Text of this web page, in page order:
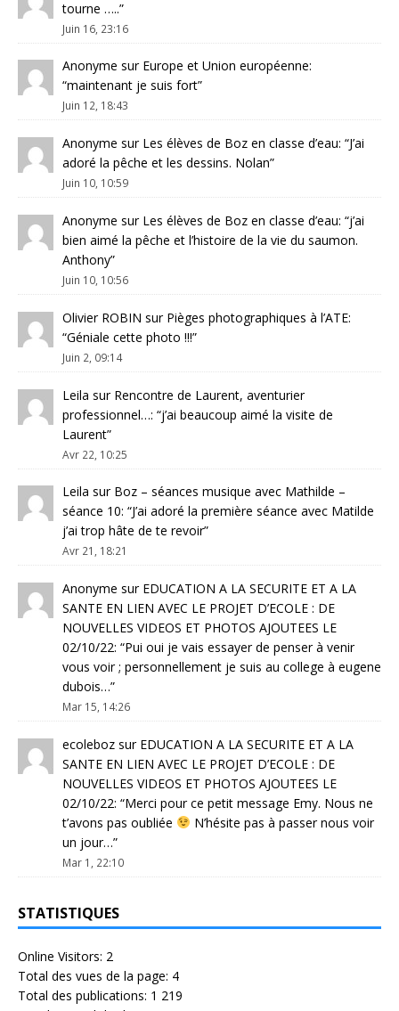
tourne …..”
Juin 16, 23:16
Anonyme sur Europe et Union européenne:
“maintenant je suis fort”
Juin 12, 18:43
Anonyme sur Les élèves de Boz en classe d’eau: “J’ai
adoré la pêche et les dessins. Nolan”
Juin 10, 10:59
Anonyme sur Les élèves de Boz en classe d’eau: “j’ai
bien aimé la pêche et l’histoire de la vie du saumon.
Anthony”
Juin 10, 10:56
Olivier ROBIN sur Pièges photographiques à l’ATE:
“Géniale cette photo !!!”
Juin 2, 09:14
Leila sur Rencontre de Laurent, aventurier
professionnel…: “j’ai beaucoup aimé la visite de
Laurent”
Avr 22, 10:25
Leila sur Boz – séances musique avec Mathilde –
séance 10: “J’ai adoré la première séance avec Matilde
j’ai trop hâte de te revoir”
Avr 21, 18:21
Anonyme sur EDUCATION A LA SECURITE ET A LA
SANTE EN LIEN AVEC LE PROJET D’ECOLE : DE
NOUVELLES VIDEOS ET PHOTOS AJOUTEES LE
02/10/22: “Pui oui je vais essayer de penser à venir
vous voir ; personnellement je suis au college à eugene
dubois…”
Mar 15, 14:26
ecoleboz sur EDUCATION A LA SECURITE ET A LA
SANTE EN LIEN AVEC LE PROJET D’ECOLE : DE
NOUVELLES VIDEOS ET PHOTOS AJOUTEES LE
02/10/22: “Merci pour ce petit message Emy. Nous ne
t’avons pas oubliée
N’hésite pas à passer nous voir
un jour…”
Mar 1, 22:10
STATISTIQUES
Online Visitors: 2
Total des vues de la page: 4
Total des publications: 1 219